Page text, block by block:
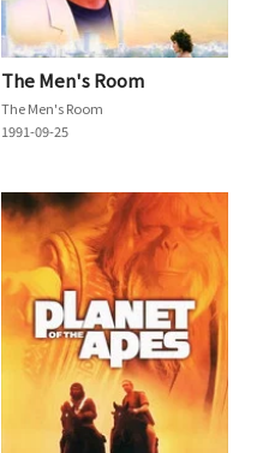
The Men's Room
The Men's Room
1991-09-25